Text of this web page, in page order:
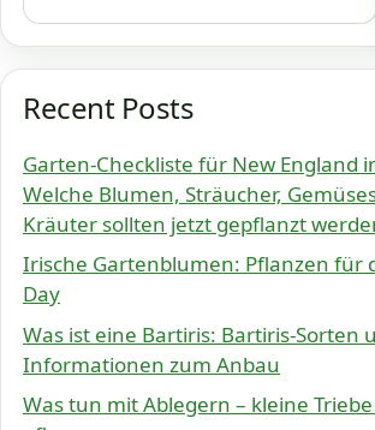
Recent Posts
Garten-Checkliste für New England
Welche Blumen, Sträucher,
Kräuter sollten jetzt gepflanzt
Irische Gartenblumen: Pflanzen für
Day
Was ist eine Bartiris: Bartiris-Sorten
Informationen zum Anbau
Was tun mit Ablegern – kleine